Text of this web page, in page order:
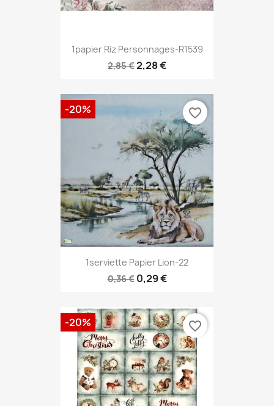
1papier Riz Personnages-R1539
2,85 €2,28 €
1serviette Papier Lion-22
0,36 € 0,29 €
-20% favorite_border
-20% favorite_border